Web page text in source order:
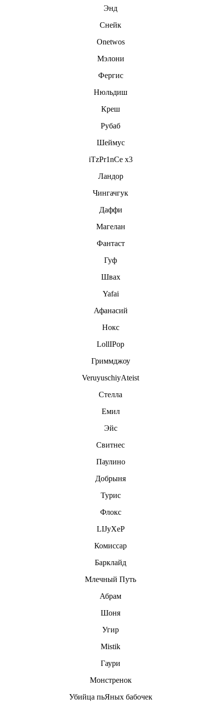
Энд
Снейк
Onetwos
Мэлони
Фергис
Нюльдиш
Креш
Рубаб
Шеймус
iTzPr1nCe x3
Ландор
Чингачгук
Даффи
Магелан
Фантаст
Гуф
Швах
Yafai
Афанасий
Нокс
LollIPop
Гриммджоу
VeruyuschiyAteist
Стелла
Емил
Эйс
Свитнес
Паулино
Дoбpыня
Турис
Флокс
LIJyXeP
Комиссар
Барклайд
Млечный Путь
Абрам
Шоня
Угир
Mistik
Гаури
Монстренок
Убийца пьЯных бабочек